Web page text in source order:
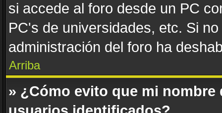
si accede al foro desde un PC
PC's de universidades, etc. Si
administración del foro ha
Arriba
» ¿Cómo evito que mi